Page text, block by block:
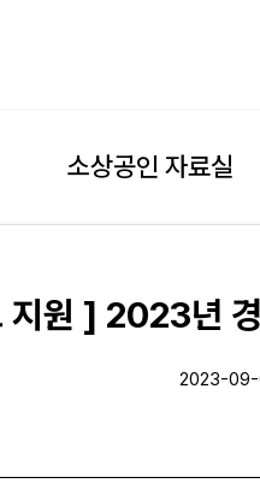
소상공인 자료실
지원 ] 2023년
2023-09-